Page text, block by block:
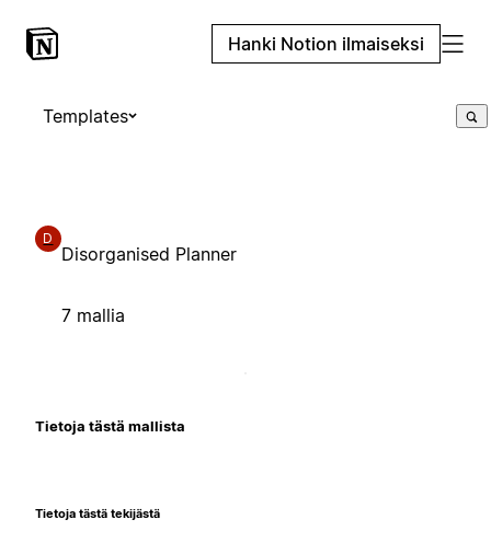
Hanki Notion ilmaiseksi
Templates
D
Disorganised Planner
7 mallia
Tietoja tästä mallista
Tietoja tästä tekijästä